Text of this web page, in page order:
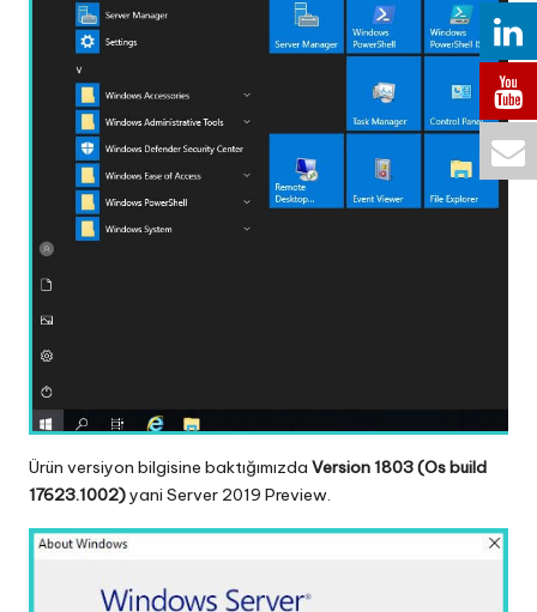
Ürün versiyon bilgisine baktığımızda Version 1803 (Os build
17623.1002)yani Server 2019 Preview.